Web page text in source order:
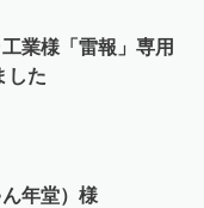
業様「雷報」専用
した
年堂）様